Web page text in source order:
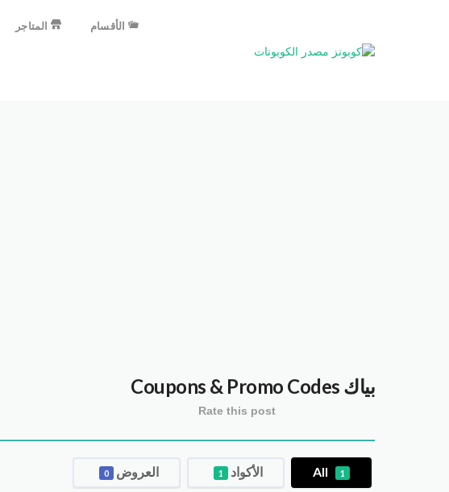
المتاجر الأقسام
بياك
Rate this post
All 1 الأكواد 1 العروض 0